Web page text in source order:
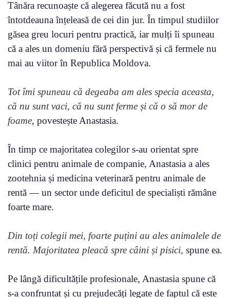
Tânăra recunoaște că alegerea făcută nu a fost
întotdeauna înțeleasă de cei din jur. În timpul studiilor
găsea greu locuri pentru practică, iar mulți îi spuneau
că a ales un domeniu fără perspectivă și că fermele nu
mai au viitor în Republica Moldova.
Tot îmi spuneau că degeaba am ales specia aceasta,
că nu sunt vaci, că nu sunt ferme și că o să mor de
foame, povestește Anastasia.
În timp ce majoritatea colegilor s-au orientat spre
clinici pentru animale de companie, Anastasia a ales
zootehnia și medicina veterinară pentru animale de
rentă — un sector unde deficitul de specialiști rămâne
foarte mare.
Din toți colegii mei, foarte puțini au ales animalele de
rentă. Majoritatea pleacă spre câini și pisici, spune ea.
Pe lângă dificultățile profesionale, Anastasia spune că
s-a confruntat și cu prejudecăți legate de faptul că este